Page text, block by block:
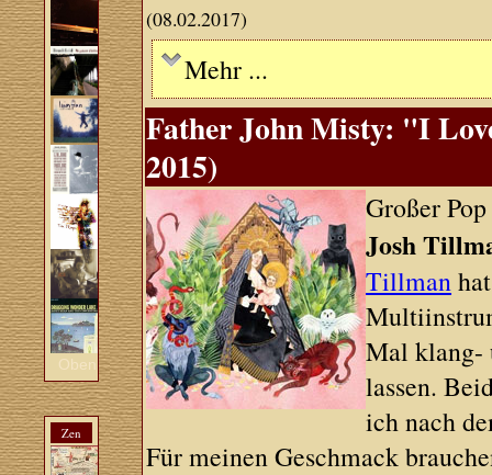
Oben
Zen
(08.02.2017)
Mehr ...
Father John Misty: "I
2015)
Großer
Josh
Tillman
Mal klang-
lassen.
ich nach
Für meinen Geschmack